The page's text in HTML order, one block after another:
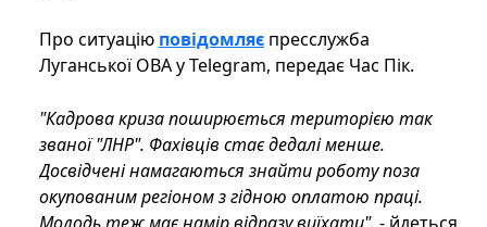
Про ситуацію повідомляє пресслужба
Луганської ОВА у Telegram, передає Час Пік.
"Кадрова криза поширюється територією так
званої "ЛНР". Фахівців стає дедалі менше.
Досвідчені намагаються знайти роботу поза
окупованим регіоном з гідною оплатою праці.